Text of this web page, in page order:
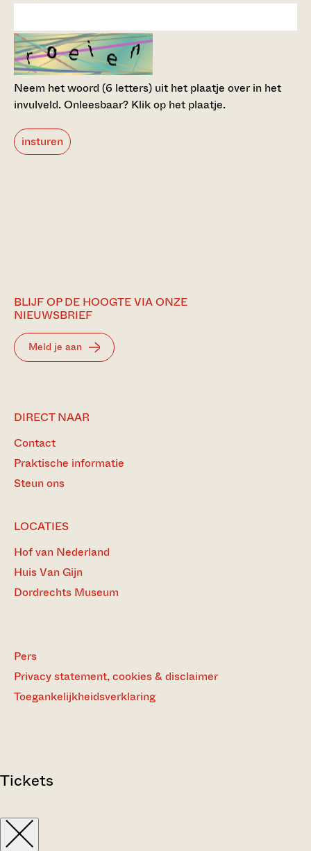
Neem het woord (6 letters) uit het plaatje over in het
invulveld.Onleesbaar? Klik op het plaatje.
insturen
BLIJF OP DE HOOGTE VIA ONZE
NIEUWSBRIEF
Meld je aan
DIRECT NAAR
Contact
Praktische informatie
Steun ons
LOCATIES
Hof van Nederland
Huis Van Gijn
Dordrechts Museum
Pers
Privacy statement, cookies & disclaimer
Toegankelijkheidsverklaring
Tickets